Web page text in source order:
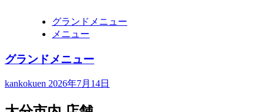
グランドメニュー
メニュー
グランドメニュー
kankokuen 2026年7月14日